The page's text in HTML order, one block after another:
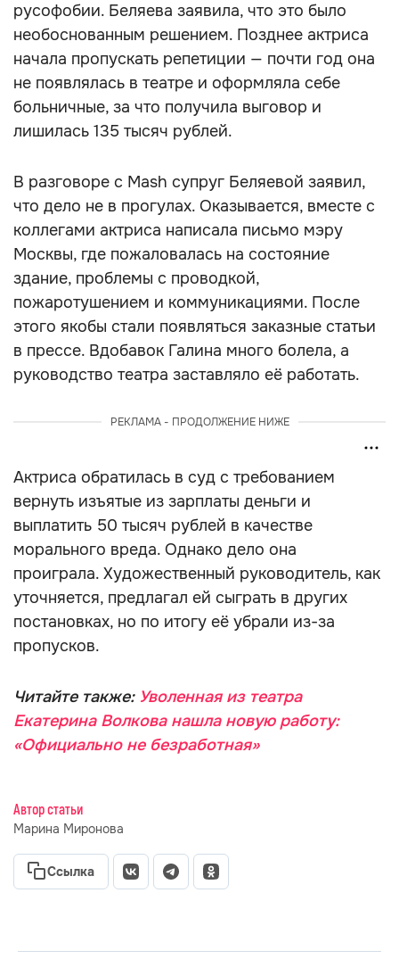
русофобии. Беляева заявила, что это было
необоснованным решением. Позднее актриса
начала пропускать репетиции — почти год она
не появлялась в театре и оформляла себе
больничные, за что получила выговор и
лишилась 135 тысяч рублей.
В разговоре с Mash супруг Беляевой заявил,
что дело не в прогулах. Оказывается, вместе с
коллегами актриса написала письмо мэру
Москвы, где пожаловалась на состояние
здание, проблемы с проводкой,
пожаротушением и коммуникациями. После
этого якобы стали появляться заказные статьи
в прессе. Вдобавок Галина много болела, а
руководство театра заставляло её работать.
РЕКЛАМА - ПРОДОЛЖЕНИЕ НИЖЕ
Актриса обратилась в суд с требованием
вернуть изъятые из зарплаты деньги и
выплатить 50 тысяч рублей в качестве
морального вреда. Однако дело она
проиграла. Художественный руководитель, как
уточняется, предлагал ей сыграть в других
постановках, но по итогу её убрали из-за
пропусков.
Читайте также: Уволенная из театра
Екатерина Волкова нашла новую работу:
«Официально не безработная»
Автор статьи
Марина Миронова
Ссылка